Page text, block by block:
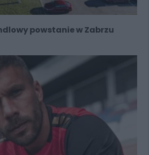
powstanie w Zabrzu